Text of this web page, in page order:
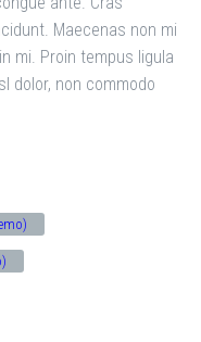
Maecenas non mi
mi. Proin tempus ligula
dolor, non commodo